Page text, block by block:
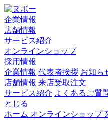
企業情報
店舗情報
サービス紹介
オンラインショップ
採用情報
企業情報 代表者挨拶 お知ら
店舗情報 来店受取注文
サービス紹介 よくあるご質
とじる
ホーム オンラインショップ